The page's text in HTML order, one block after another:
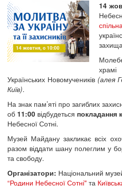
14
храмі
Українських Новомучеників (алея
Київ).
На знак пам’яті про загиблих
об 11:00 відбудеться покладання
Небесної Сотні.
Музей Майдану закликає всіх
разом віддати шану полеглим у
та свободу.
Організатори: Національний
“Родини Небесної Сотні" та